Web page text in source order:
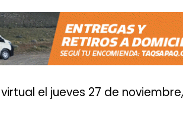
el jueves 27 de